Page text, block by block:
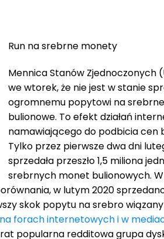
Run na srebrne monety
Mennica Stanów Zjednoczonych
we wtorek, że nie jest w stanie
ogromnemu popytowi na
bulionowe. To efekt działań
namawiającego do podbicia cen
Tylko przez pierwsze dwa dni
sprzedała przeszło 1,5 miliona
srebrnych monet bulionowych.
w lutym 2020
skok popytu na srebro
forach internetowych i w
popularna redditowa grupa